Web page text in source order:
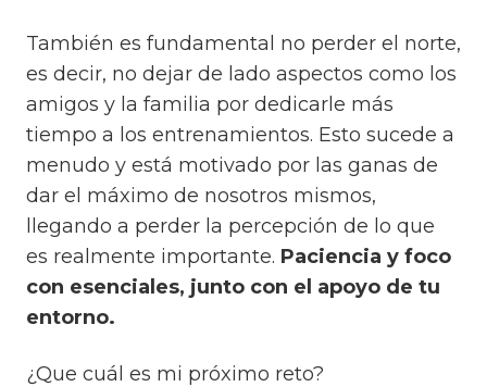
También es fundamental no perder el norte,
es decir, no dejar de lado aspectos como los
amigos y la familia por dedicarle más
tiempo a los entrenamientos. Esto sucede a
menudo y está motivado por las ganas de
dar el máximo de nosotros mismos,
llegando a perder la percepción de lo que
es realmente importante. Paciencia y foco
con esenciales, junto con el apoyo de tu
entorno.
¿Que cuál es mi próximo reto?